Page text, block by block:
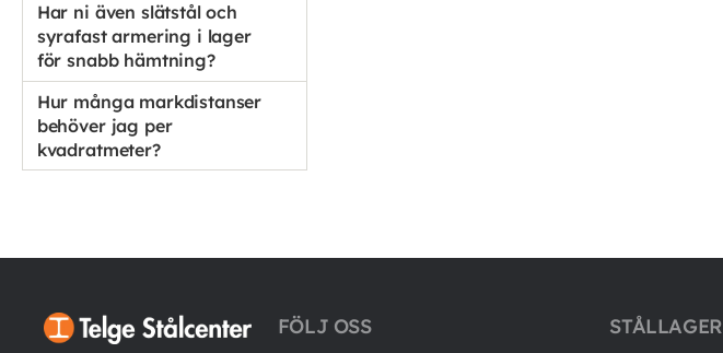
Har ni även slätstål och
syrafast armering i lager
för snabb hämtning?
Hur många markdistanser
behöver jag per
kvadratmeter?
FÖLJ OSS STÅLLAGER